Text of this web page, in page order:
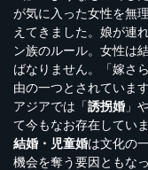
が気に入った女性を無
えてきました。娘が連
ン族のルール。女性は
ばなりません。「嫁さ
由の一つとされています
アジアでは「誘拐婚 」
て今もなお存在してい
結婚・児童婚は文化の
機会を奪う要因ともな